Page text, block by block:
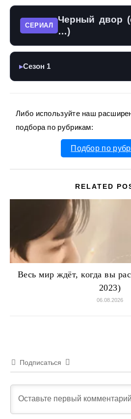
СЕРИАЛ
Черный двор
…)
▶Сезон 1
Либо используйте наш
подбора по рубрикам:
Подбор по
RELATED
Весь мир ждёт, когда вы
2023)
06.08.2026
Подписаться